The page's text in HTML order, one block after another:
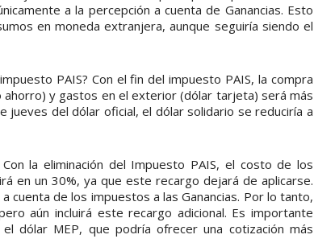
a la percepción a cuenta de Ganancias. Esto
en moneda extranjera, aunque seguiría siendo el
PAIS? Con el fin del impuesto PAIS, la compra
y gastos en el exterior (dólar tarjeta) será más
del dólar oficial, el dólar solidario se reduciría a
la eliminación del Impuesto PAIS, el costo de los
en un 30%, ya que este recargo dejará de aplicarse.
cuenta de los impuestos a las Ganancias. Por lo tanto,
aún incluirá este recargo adicional. Es importante
dólar MEP, que podría ofrecer una cotización más